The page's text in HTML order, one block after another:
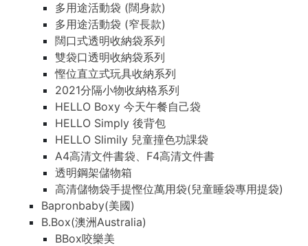
多用途活動袋 (闊身款)
多用途活動袋 (窄長款)
闊口式透明收納袋系列
雙袋口透明收納袋系列
慳位直立式玩具收納系列
2021分隔小物收納格系列
HELLO Boxy 今天午餐自己袋
HELLO Simply 後背包
HELLO Slimily 兒童撞色功課袋
A4高清文件書袋、F4高清文件書
透明鋼架儲物箱
高清儲物袋手提慳位萬用袋(兒童睡袋專用提袋)
Bapronbaby(美國)
B.Box(澳洲Australia)
BBox咬樂美